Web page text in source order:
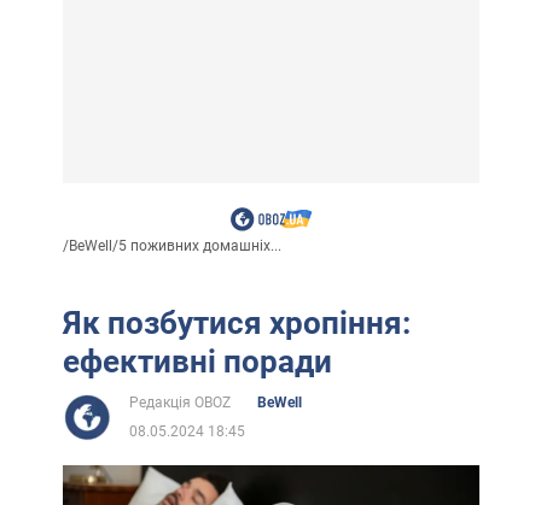
/BeWell /5 поживних домашніх...
Як позбутися хропіння:
ефективні поради
Редакція OBOZ
BeWell
08.05.2024 18:45